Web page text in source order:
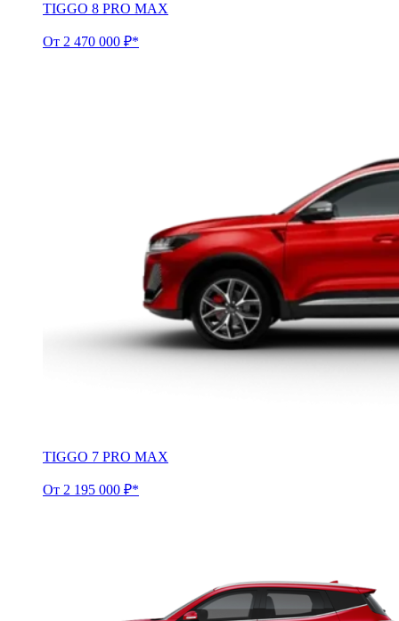
TIGGO 8 PRO MAX
От 2 470 000 ₽*
TIGGO 7 PRO MAX
От 2 195 000 ₽*